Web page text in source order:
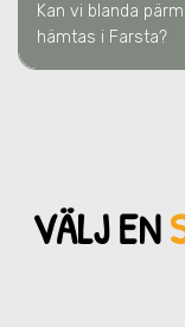
Kan vi blanda
hämtas i Farsta?
VÄLJ EN